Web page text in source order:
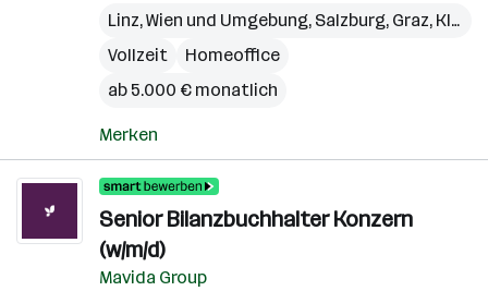
Linz,Wien und Umgebung, Salzburg, Graz, Klagenfurt
Vollzeit
Homeoffice
ab 5.000 € monatlich
Merken
Senior Bilanzbuchhalter Konzern
(w/m/d)
Mavida Group